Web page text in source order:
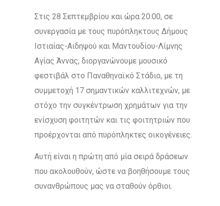
Στις 28 Σεπτεμβρίου και ώρα 20:00, σε
συνεργασία με τους πυρόπληκτους Δήμους
Ιστιαίας-Αιδηψού και Μαντουδίου-Λίμνης
Αγίας Άννας, διοργανώνουμε μουσικό
φεστιβάλ στο Παναθηναϊκό Στάδιο, με τη
συμμετοχή 17 σημαντικών καλλιτεχνών, με
στόχο την συγκέντρωση χρημάτων για την
ενίσχυση φοιτητών και τις φοιτητριών που
προέρχονται από πυρόπληκτες οικογένειες.
Αυτή είναι η πρώτη από μία σειρά δράσεων
που ακολουθούν, ώστε να βοηθήσουμε τους
συνανθρώπους μας να σταθούν όρθιοι.